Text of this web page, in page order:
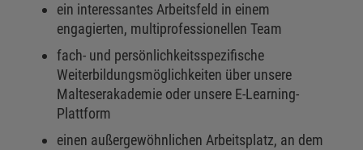
ein interessantes Arbeitsfeld in einem
engagierten, multiprofessionellen Team
fach- und persönlichkeitsspezifische
Weiterbildungsmöglichkeiten über unsere
Malteserakademie oder unsere E-Learning-
Plattform
einen außergewöhnlichen Arbeitsplatz, an dem